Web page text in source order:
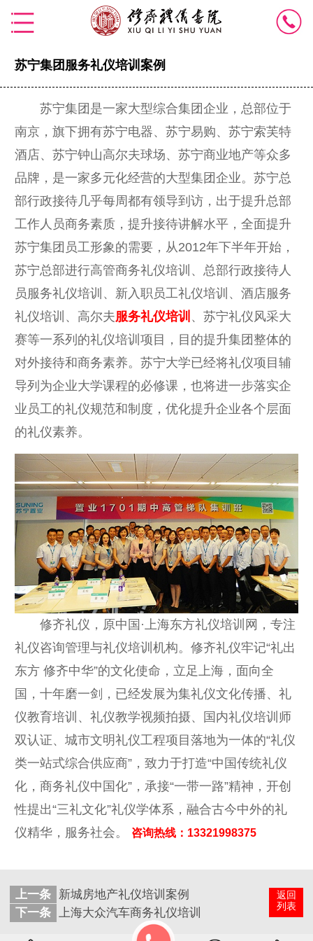
苏宁集团服务礼仪培训案例
苏宁集团是一家大型综合集团企业，总部位于
南京，旗下拥有苏宁电器、苏宁易购、苏宁索芙特
酒店、苏宁钟山高尔夫球场、苏宁商业地产等众多
品牌，是一家多元化经营的大型集团企业。苏宁总
部行政接待几乎每周都有领导到访，出于提升总部
工作人员商务素质，提升接待讲解水平，全面提升
苏宁集团员工形象的需要，从2012年下半年开始，
苏宁总部进行高管商务礼仪培训、总部行政接待人
员服务礼仪培训、新入职员工礼仪培训、酒店服务
礼仪培训、高尔夫服务礼仪培训 、苏宁礼仪风采大
赛等一系列的礼仪培训项目，目的提升集团整体的
对外接待和商务素养。苏宁大学已经将礼仪项目辅
导列为企业大学课程的必修课，也将进一步落实企
业员工的礼仪规范和制度，优化提升企业各个层面
的礼仪素养。
修齐礼仪，原中国·上海东方礼仪培训网，专注
礼仪咨询管理与礼仪培训机构。修齐礼仪牢记“礼出
东方 修齐中华”的文化使命，立足上海，面向全
国，十年磨一剑，已经发展为集礼仪文化传播、礼
仪教育培训、礼仪教学视频拍摄、国内礼仪培训师
双认证、城市文明礼仪工程项目落地为一体的“礼仪
类一站式综合供应商”，致力于打造“中国传统礼仪
化，商务礼仪中国化”，承接“一带一路”精神，开创
性提出“三礼文化”礼仪学体系，融合古今中外的礼
仪精华，服务社会。
咨询热线：13321998375
返回
列表
上一条
新城房地产礼仪培训案例
下一条 上海大众汽车商务礼仪培训